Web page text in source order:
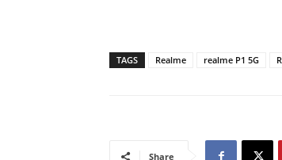
TAGS Realme realme P1 5G
Share